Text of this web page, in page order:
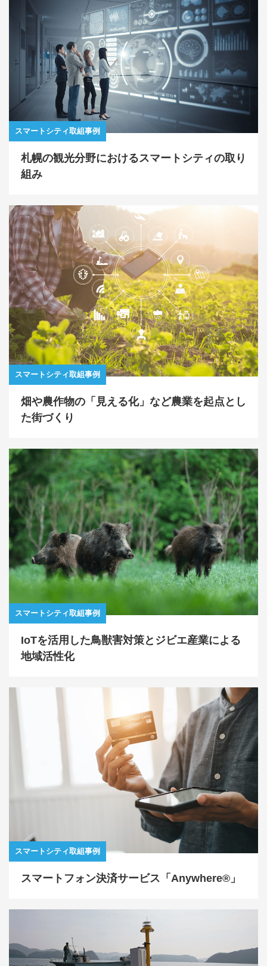
スマートシティ取組事例
札幌の観光分野におけるスマートシティの取り
組み
スマートシティ取組事例
畑や農作物の「見える化」など農業を起点とし
た街づくり
スマートシティ取組事例
IoTを活用した鳥獣害対策とジビエ産業による
地域活性化
スマートシティ取組事例
スマートフォン決済サービス「Anywhere®」